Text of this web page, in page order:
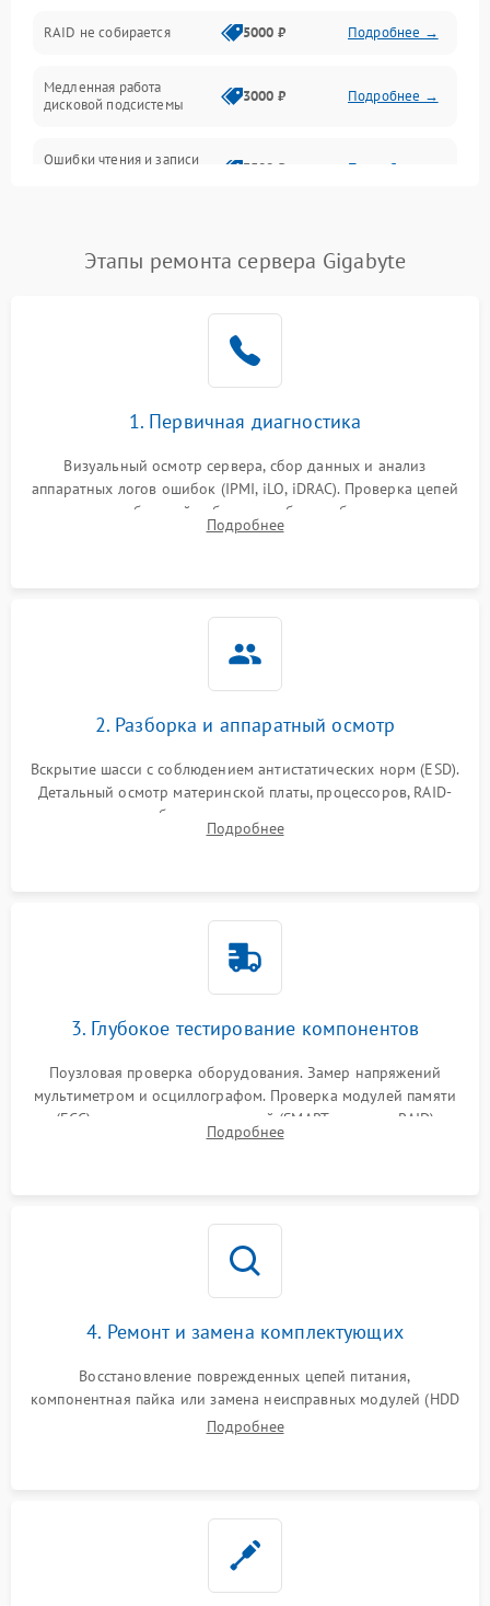
Контроллеры и интерфейсы
Виртуализация и сервисы
Программные сбои
Влага и внешные воздействия
RAID не собирается 5000 ₽ Подробнее →
Медленная работа
дисковой подсистемы
3000 ₽ Подробнее →
Ошибки чтения и записи
3500 ₽ Подробнее →
Этапы ремонта сервера Gigabyte
1. Первичная диагностика
Визуальный осмотр сервера, сбор данных и анализ
аппаратных логов ошибок (IPMI, iLO, iDRAC). Проверка цепей
питания и базовой работоспособности без вскрытия
корпуса для быстрой локализации сбоя.
Подробнее
2. Разборка и аппаратный осмотр
Вскрытие шасси с соблюдением антистатических норм (ESD).
Детальный осмотр материнской платы, процессоров, RAID-
контроллеров и блоков питания на наличие термических
повреждений, прогаров или окислений.
Подробнее
3. Глубокое тестирование компонентов
Поузловая проверка оборудования. Замер напряжений
мультиметром и осциллографом. Проверка модулей памяти
(ECC) и состояния накопителей (SMART, массивы RAID)
специализированными диагностическими утилитами.
Подробнее
4. Ремонт и замена комплектующих
Восстановление поврежденных цепей питания,
компонентная пайка или замена неисправных модулей (HDD
Подробнее